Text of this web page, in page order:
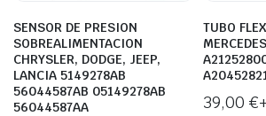
SENSOR DE PRESION
SOBREALIMENTACION
CHRYSLER, DODGE, JEEP,
LANCIA 5149278AB
56044587AB 05149278AB
56044587AA
TUBO
39,00 €